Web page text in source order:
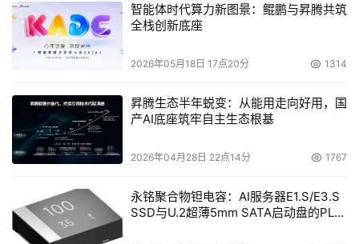
智能体时代算力新图景：鲲鹏与昇腾共筑
全栈创新底座
2026年05月18日 17点20分 1314
昇腾生态半年蜕变：从能用走向好用，国
产AI底座筑牢自主生态根基
2026年04月28日 22点14分 1767
永铭聚合物钽电容：AI服务器E1.S/E3.S
SSD与U.2超薄5mm SATA启动盘的PLP